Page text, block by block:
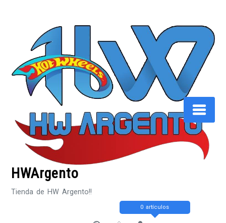
HWArgento
Tienda de HW Argento!!
0 artículos